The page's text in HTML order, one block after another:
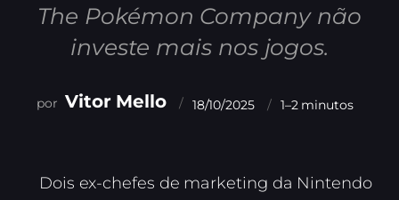
The Pokémon Company não
investe mais nos jogos.
Vitor Mello 18/10/2025 1–2 minutos
Dois ex-chefes de marketing da Nintendo